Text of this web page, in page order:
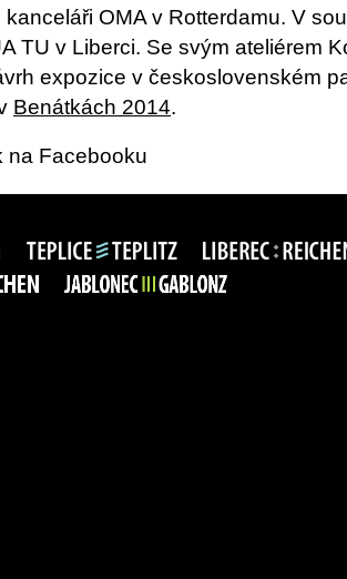
kanceláři OMA v Rotterdamu. V
TU v Liberci. Se svým ateliérem
expozice v československém
Benátkách 2014.
na Facebooku